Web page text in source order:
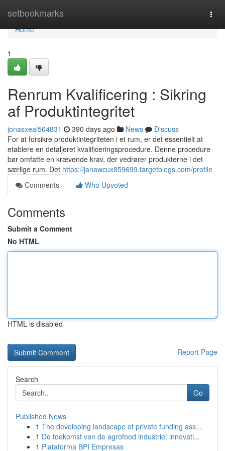
setbookmarks
Home
Home
1
Renrum Kvalificering : Sikring
af Produktintegritet
jonasxeal504831 390 days ago News
Discuss
For at forsikre produktintegriteten i et rum, er det essentielt at
etablere en detaljeret kvalificeringsprocedure. Denne procedure
bør omfatte en krævende krav, der vedrører produkterne i det
særlige rum. Det https://janawcux859699.targetblogs.com/profile
Comments
Who Upvoted
Comments
Submit a Comment
No HTML
HTML is disabled
Report Page
Search
Go
Published News
1 The developing landscape of private funding ass...
1 De toekomst van de agrofood industrie: innovati...
1 Plataforma BPI Empresas